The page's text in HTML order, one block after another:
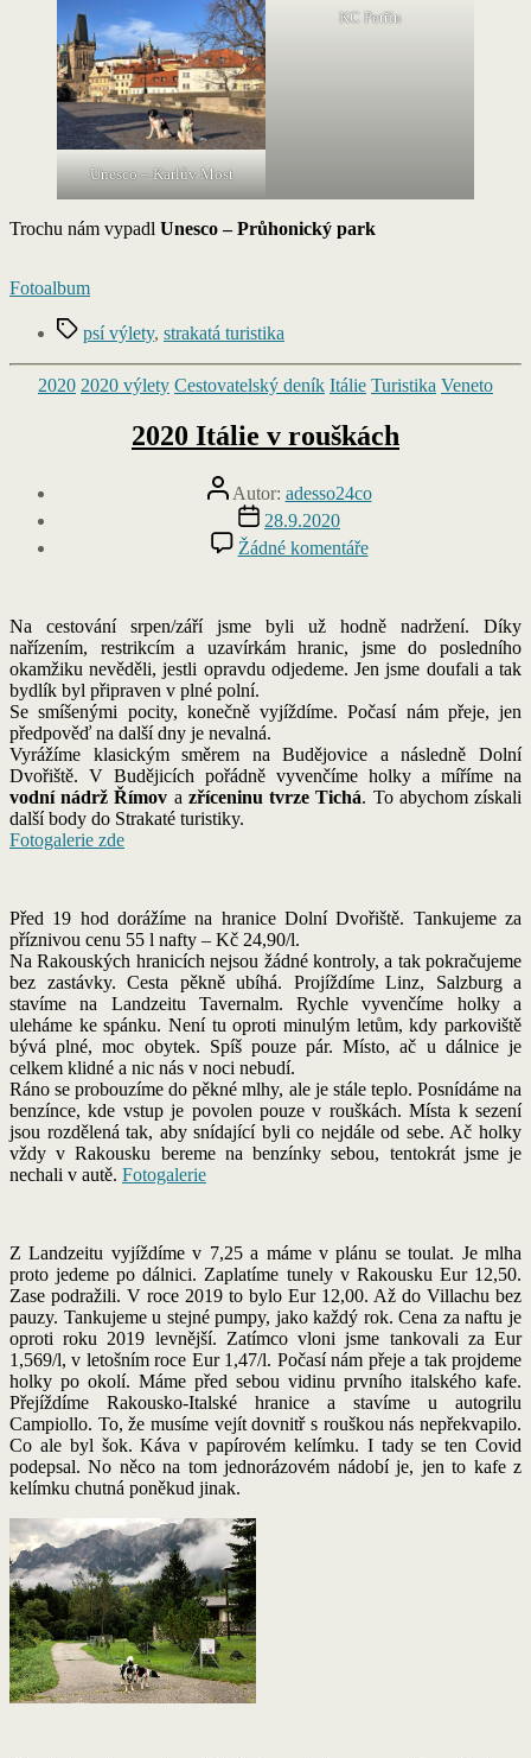
Unesco – Karlův Most
KC Petřín
Trochu nám vypadl Unesco – Průhonický park
Fotoalbum
Štítkypsí výlety, strakatá turistika
Rubriky
2020 2020 výlety Cestovatelský deník Itálie Turistika Veneto
2020 Itálie v rouškách
Autor
příspěvku
Autor: adesso24co
Datum
příspěvku
28.9.2020
Žádné komentářeu
textu
2020
Itálie
v
Na cestování srpen/září jsme byli už hodně nadržení. Díky
nařízením, restrikcím a uzavírkám hranic, jsme do posledního
okamžiku nevěděli, jestli opravdu odjedeme. Jen jsme doufali a tak
bydlík byl připraven v plné polní.
Se smíšenými pocity, konečně vyjíždíme. Počasí nám přeje, jen
předpověď na další dny je nevalná.
Vyrážíme klasickým směrem na Budějovice a následně Dolní
Dvořiště. V Budějicích pořádně vyvenčíme holky a míříme na
vodní nádrž Římov a zříceninu tvrze Tichá. To abychom získali
další body do Strakaté turistiky.
Fotogalerie zde
Před 19 hod dorážíme na hranice Dolní Dvořiště. Tankujeme za
příznivou cenu 55 l nafty – Kč 24,90/l.
Na Rakouských hranicích nejsou žádné kontroly, a tak pokračujeme
bez zastávky. Cesta pěkně ubíhá. Projíždíme Linz, Salzburg a
stavíme na Landzeitu Tavernalm. Rychle vyvenčíme holky a
uleháme ke spánku. Není tu oproti minulým letům, kdy parkoviště
bývá plné, moc obytek. Spíš pouze pár. Místo, ač u dálnice je
celkem klidné a nic nás v noci nebudí.
Ráno se probouzíme do pěkné mlhy, ale je stále teplo. Posnídáme na
benzínce, kde vstup je povolen pouze v rouškách. Místa k sezení
jsou rozdělená tak, aby snídající byli co nejdále od sebe. Ač holky
vždy v Rakousku bereme na benzínky sebou, tentokrát jsme je
nechali v autě. Fotogalerie
Z Landzeitu vyjíždíme v 7,25 a máme v plánu se toulat. Je mlha
proto jedeme po dálnici. Zaplatíme tunely v Rakousku Eur 12,50.
Zase podražili. V roce 2019 to bylo Eur 12,00. Až do Villachu bez
pauzy. Tankujeme u stejné pumpy, jako každý rok. Cena za naftu je
oproti roku 2019 levnější. Zatímco vloni jsme tankovali za Eur
1,569/l, v letošním roce Eur 1,47/l. Počasí nám přeje a tak projdeme
holky po okolí. Máme před sebou vidinu prvního italského kafe.
Přejíždíme Rakousko-Italské hranice a stavíme u autogrilu
Campiollo. To, že musíme vejít dovnitř s rouškou nás nepřekvapilo.
Co ale byl šok. Káva v papírovém kelímku. I tady se ten Covid
podepsal. No něco na tom jednorázovém nádobí je, jen to kafe z
kelímku chutná poněkud jinak.